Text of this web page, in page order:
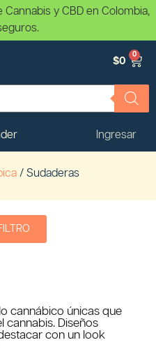
y CBD en Colombia,
$0
0
Ingresar
/ Sudaderas
cannábico únicas que
cannabis. Diseños
con un look